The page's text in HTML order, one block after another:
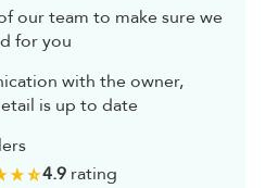
our team to make sure we
for you
with the owner,
is up to date
4.9rating